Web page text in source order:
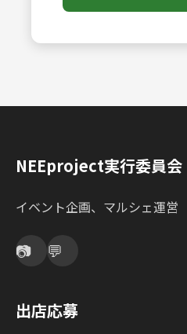
NEEproject実行委員会
イベント企画、マルシェ運営
📷 💬
出店応募